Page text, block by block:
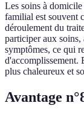
Les soins à
familial est souvent
déroulement du
participer aux soins,
symptômes, ce qui
d'accomplissement.
plus chaleureux et
Avantage